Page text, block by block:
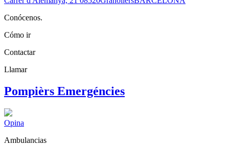
Conócenos.
Cómo ir
Contactar
Llamar
Pompièrs Emergéncies
Opina
Ambulancias